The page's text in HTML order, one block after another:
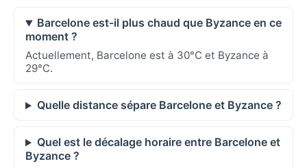
Barcelone est-il plus chaud que Byzance en ce
moment ?
Actuellement, Barcelone est à 30°C et Byzance à
29°C.
Quelle distance sépare Barcelone et Byzance ?
Quel est le décalage horaire entre Barcelone et
Byzance ?